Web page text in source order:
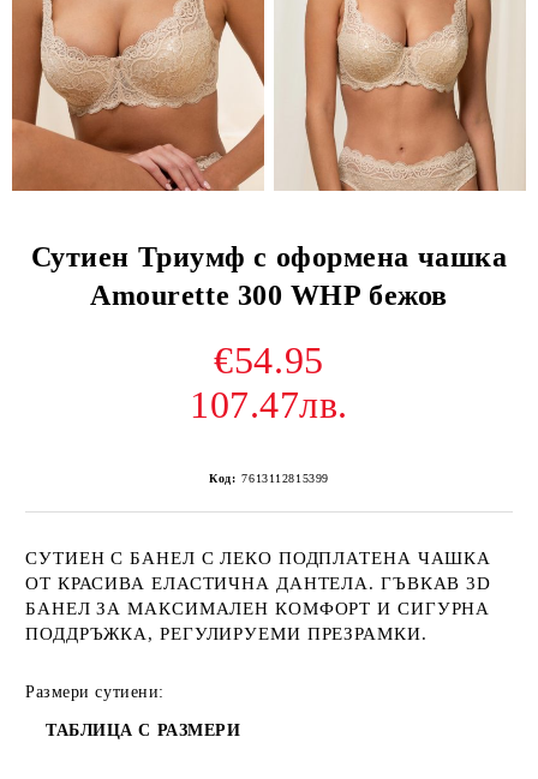
Сутиен Триумф с оформена чашка
Amourette 300 WHP бежов
€54.95
107.47лв.
Код: 7613112815399
СУТИЕН С БАНЕЛ С ЛЕКО ПОДПЛАТЕНА ЧАШКА
ОТ КРАСИВА ЕЛАСТИЧНА ДАНТЕЛА. ГЪВКАВ 3D
БАНЕЛ ЗА МАКСИМАЛЕН КОМФОРТ И СИГУРНА
ПОДДРЪЖКА, РЕГУЛИРУЕМИ ПРЕЗРАМКИ.
Размери сутиени:
ТАБЛИЦА С РАЗМЕРИ